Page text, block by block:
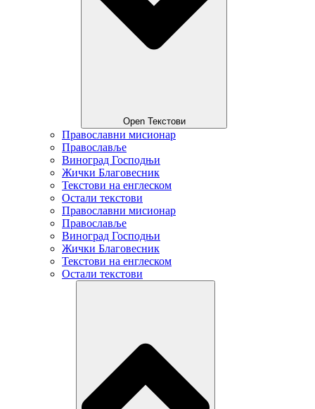
Open Текстови
Православни мисионар
Православље
Виноград Господњи
Жички Благовесник
Текстови на енглеском
Остали текстови
Православни мисионар
Православље
Виноград Господњи
Жички Благовесник
Текстови на енглеском
Остали текстови